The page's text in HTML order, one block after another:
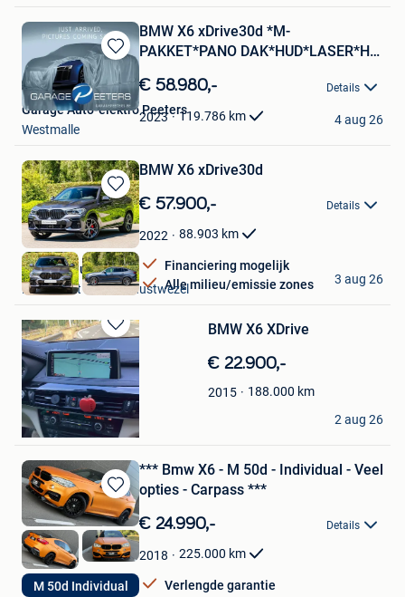
Bewaren
in
Mijn
Favorieten
BMW X6 xDrive30d *M-
PAKKET*PANO DAK*HUD*LASER*HK
€ 58.980,- Details
2023 119.786 km
Garage Auto-elektro Peeters
Westmalle
4 aug 26
Bewaren
in
Mijn
Favorieten
BMW X6 xDrive30d
€ 57.900,- Details
2022 88.903 km
Financiering mogelijk
Alle milieu/emissie zones
BMW Meeusen NV
Kalmthout & Deel Wuustwezel
3 aug 26
Bewaren
in
Mijn
Favorieten
BMW X6 XDrive
€ 22.900,-
2015 188.000 km
Arsim Haxhija
Vilvoorde
2 aug 26
Bewaren
in
Mijn
Favorieten
M 50d Individual
*** Bmw X6 - M 50d - Individual - Veel
opties - Carpass ***
€ 24.990,- Details
2018 225.000 km
Verlengde garantie